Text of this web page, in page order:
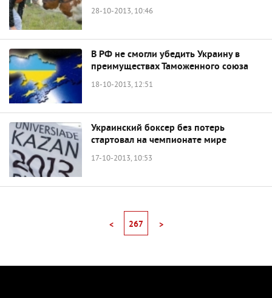
28-10-2013, 10:46
В РФ не смогли убедить Украину в
преимуществах Таможенного союза
18-10-2013, 12:51
Украинский боксер без потерь
стартовал на чемпионате мире
17-10-2013, 10:53
< 267 >